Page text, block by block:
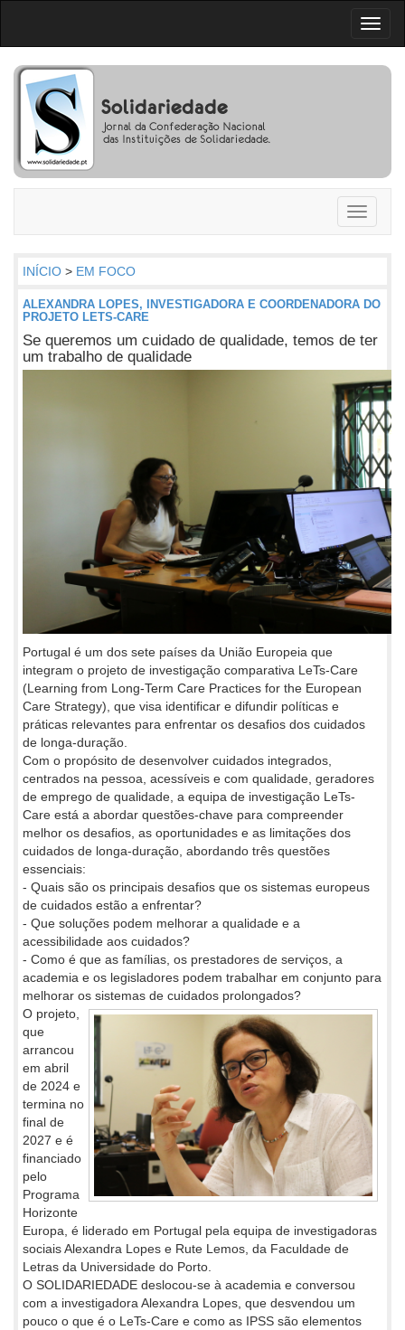
Toggle
INÍCIO > EM FOCO
ALEXANDRA LOPES, INVESTIGADORA E COORDENADORA DO
PROJETO LETS-CARE
Se queremos um cuidado de qualidade, temos de ter
um trabalho de qualidade
Portugal é um dos sete países da União Europeia que
integram o projeto de investigação comparativa LeTs-Care
(Learning from Long-Term Care Practices for the European
Care Strategy), que visa identificar e difundir políticas e
práticas relevantes para enfrentar os desafios dos cuidados
de longa-duração.
Com o propósito de desenvolver cuidados integrados,
centrados na pessoa, acessíveis e com qualidade, geradores
de emprego de qualidade, a equipa de investigação LeTs-
Care está a abordar questões-chave para compreender
melhor os desafios, as oportunidades e as limitações dos
cuidados de longa-duração, abordando três questões
essenciais:
- Quais são os principais desafios que os sistemas europeus
de cuidados estão a enfrentar?
- Que soluções podem melhorar a qualidade e a
acessibilidade aos cuidados?
- Como é que as famílias, os prestadores de serviços, a
academia e os legisladores podem trabalhar em conjunto para
melhorar os sistemas de cuidados prolongados?
O projeto,
que
arrancou
em abril
de 2024 e
termina no
final de
2027 e é
financiado
pelo
Programa
Horizonte
Europa, é liderado em Portugal pela equipa de investigadoras
sociais Alexandra Lopes e Rute Lemos, da Faculdade de
Letras da Universidade do Porto.
O SOLIDARIEDADE deslocou-se à academia e conversou
com a investigadora Alexandra Lopes, que desvendou um
pouco o que é o LeTs-Care e como as IPSS são elementos